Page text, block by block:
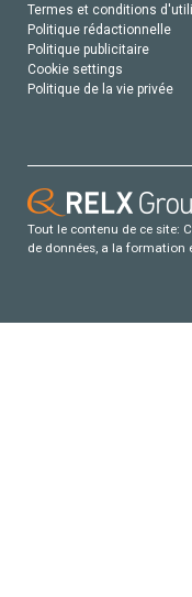
Termes et conditions
Politique rédactionnelle
Politique publicitaire
Cookie settings
Politique de la vie privée
Tout le contenu de ce site:
de données, a la formation